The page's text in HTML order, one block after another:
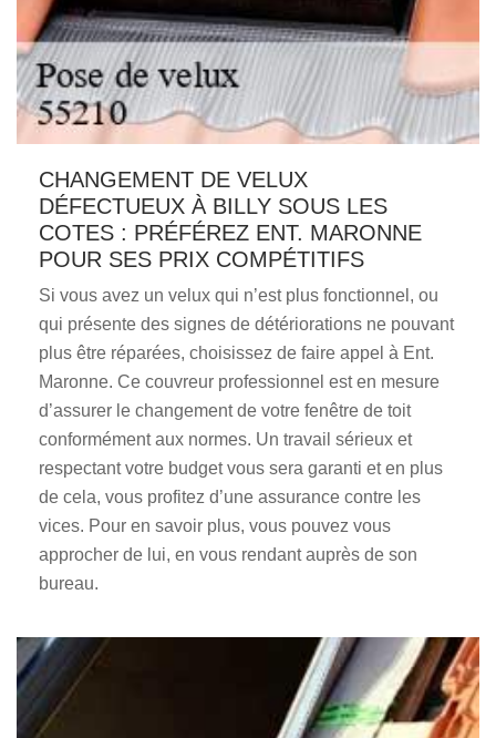
CHANGEMENT DE VELUX
DÉFECTUEUX À BILLY SOUS LES
COTES : PRÉFÉREZ ENT. MARONNE
POUR SES PRIX COMPÉTITIFS
Si vous avez un velux qui n’est plus fonctionnel, ou
qui présente des signes de détériorations ne pouvant
plus être réparées, choisissez de faire appel à Ent.
Maronne. Ce couvreur professionnel est en mesure
d’assurer le changement de votre fenêtre de toit
conformément aux normes. Un travail sérieux et
respectant votre budget vous sera garanti et en plus
de cela, vous profitez d’une assurance contre les
vices. Pour en savoir plus, vous pouvez vous
approcher de lui, en vous rendant auprès de son
bureau.